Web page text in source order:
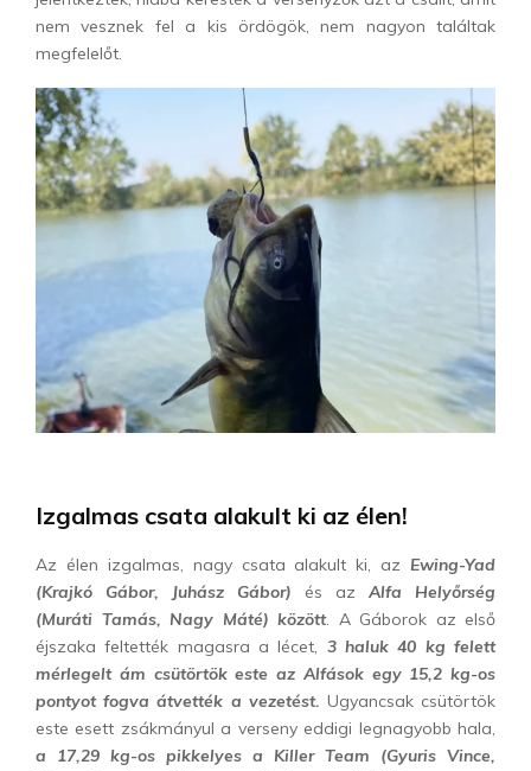
nem vesznek fel a kis ördögök, nem nagyon találtak
megfelelőt.
Izgalmas csata alakult ki az élen!
Az élen izgalmas, nagy csata alakult ki, az Ewing-Yad
(Krajkó Gábor, Juhász Gábor)
és az Alfa Helyőrség
(Muráti Tamás, Nagy Máté) között. A Gáborok az első
éjszaka feltették magasra a lécet, 3 haluk 40 kg felett
mérlegelt ám csütörtök este az Alfások egy 15,2 kg-os
pontyot fogva átvették a vezetést. Ugyancsak csütörtök
este esett zsákmányul a verseny eddigi legnagyobb hala,
a 17,29 kg-os pikkelyes a Killer Team (Gyuris Vince,